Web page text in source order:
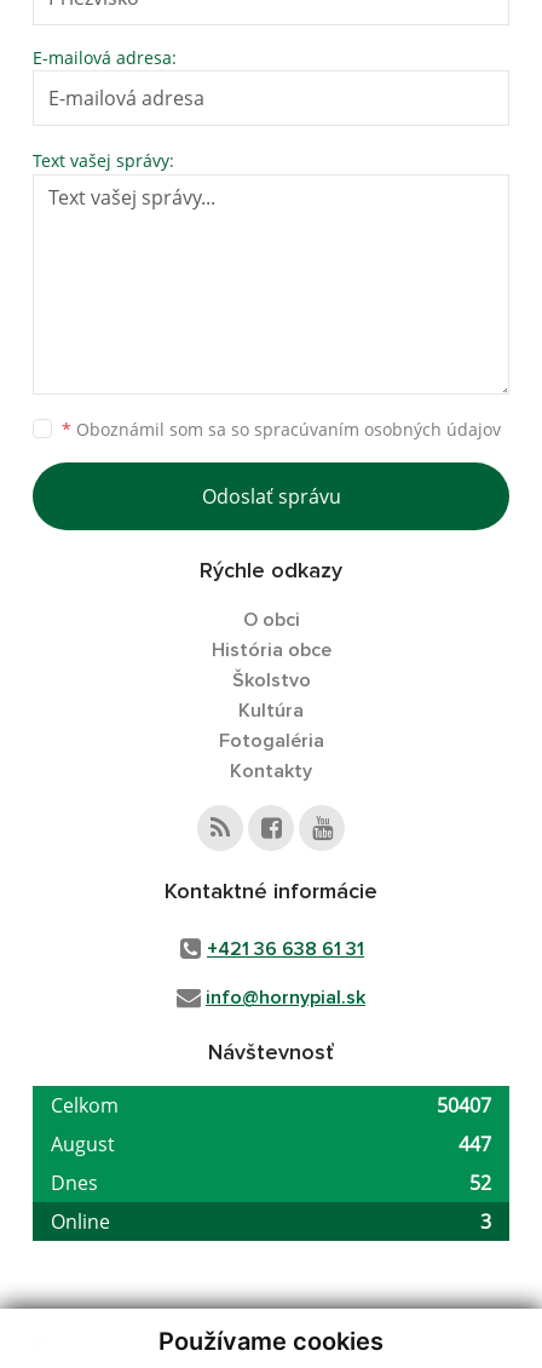
Používame cookies
E-mailová adresa:
Text vašej správy:
* Oboznámil som sa so spracúvaním osobných údajov
Odoslať správu
Rýchle odkazy
O obci
História obce
Školstvo
Kultúra
Fotogaléria
Kontakty
Kontaktné informácie
+421 36 638 61 31
info@hornypial.sk
Návštevnosť
využite možnosť získavania aktuálnych informácií s využitím RSS